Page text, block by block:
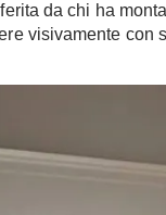
da chi ha
visivamente con